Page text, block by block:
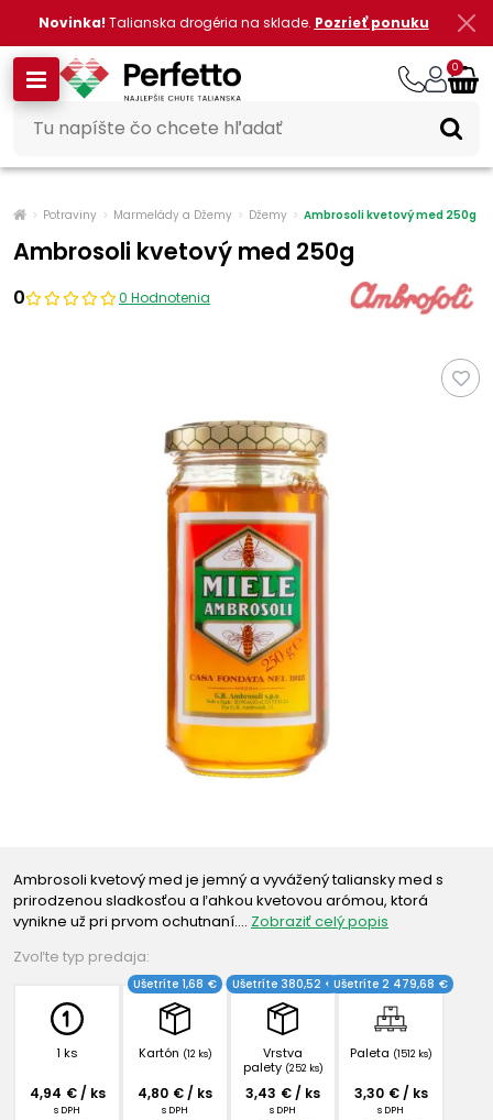
Novinka! Talianska drogéria na sklade. Pozrieť ponuku
0
Potraviny Marmelády a Džemy Džemy Ambrosoli kvetový med 250g
Ambrosoli kvetový med 250g
0 0 Hodnotenia
Ambrosoli kvetový med je jemný a vyvážený taliansky med s
prirodzenou sladkosťou a ľahkou kvetovou arómou, ktorá
vynikne už pri prvom ochutnaní.… Zobraziť celý popis
Zvoľte typ predaja:
1 ks
4,94 € / ks
s DPH
Kartón (12 ks)
Ušetríte 1,68 €
4,80 € / ks
s DPH
Vrstva
palety (252 ks)
Ušetríte 380,52 €
3,43 € / ks
s DPH
Paleta (1512 ks)
Ušetríte 2 479,68 €
3,30 € / ks
s DPH